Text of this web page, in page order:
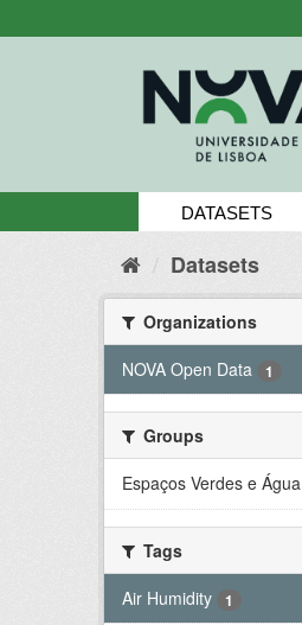
to
DATASETS
Datasets
Organizations
NOVA Open Data
1
Groups
Espaços Verdes e Água
Tags
Air Humidity
1